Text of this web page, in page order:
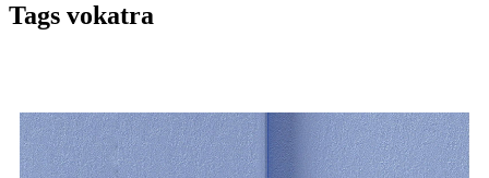
Tags vokatra